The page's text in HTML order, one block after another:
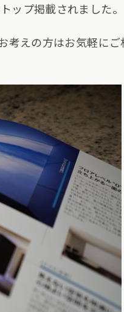
ップ掲載されました。
えの方はお気軽にご